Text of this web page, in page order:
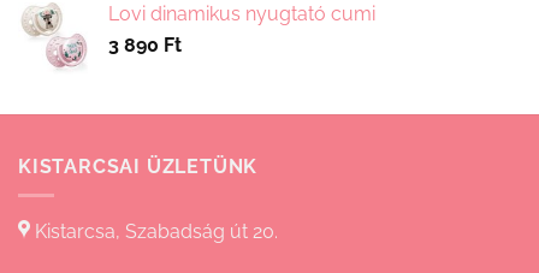
-
Lovi dinamikus nyugtató cumi
3 890 Ft
KISTARCSAI ÜZLETÜNK
Kistarcsa, Szabadság út 20.